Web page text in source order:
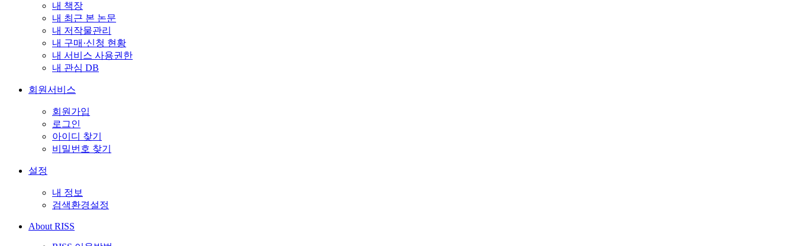
내 책장
내 최근 본 논문
내 저작물관리
내 구매·신청 현황
내 서비스 사용권한
내 관심 DB
회원서비스
회원가입
로그인
아이디 찾기
비밀번호 찾기
설정
내 정보
검색환경설정
About RISS